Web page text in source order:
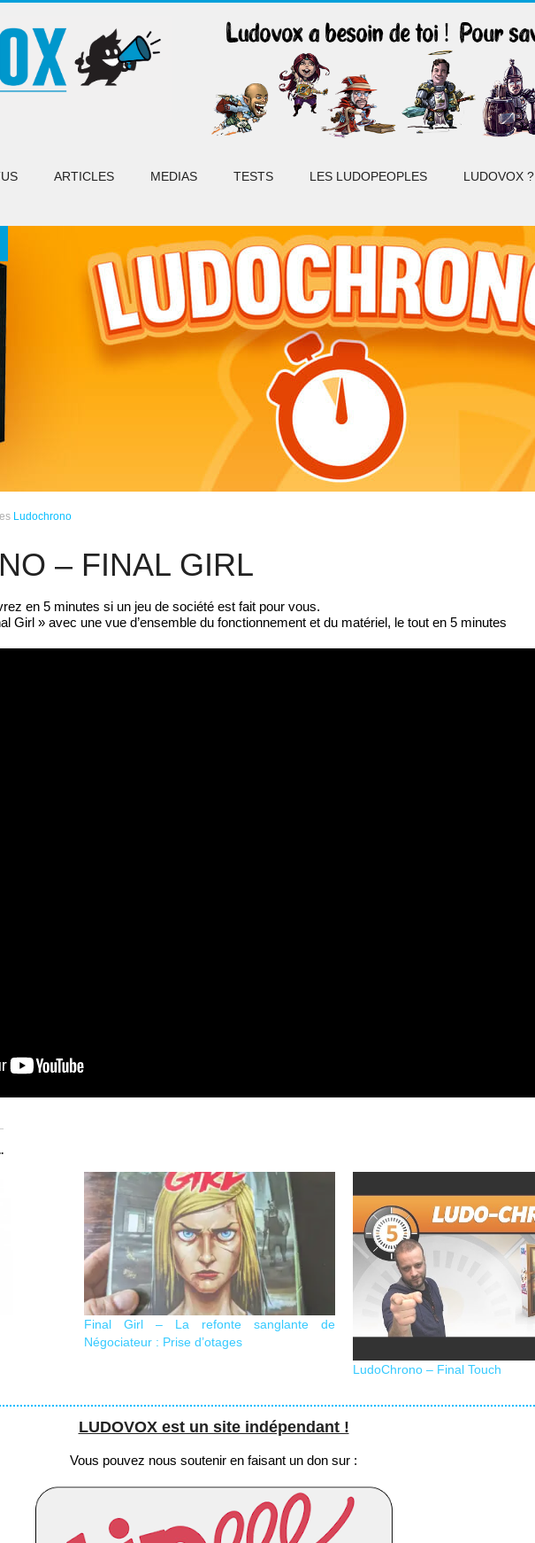
ARTICLES MEDIAS TESTS LES LUDOPEOPLES LUDOVOX ?
Ludochrono
– FINAL GIRL
en 5 minutes si un jeu de société est fait pour vous.
Girl » avec une vue d’ensemble du fonctionnement et du matériel, le tout en 5 minutes
Final Girl – La refonte sanglante de
Négociateur : Prise d’otages
LudoChrono – Final Touch
LUDOVOX est un site indépendant !
Vous pouvez nous soutenir en faisant un don sur :